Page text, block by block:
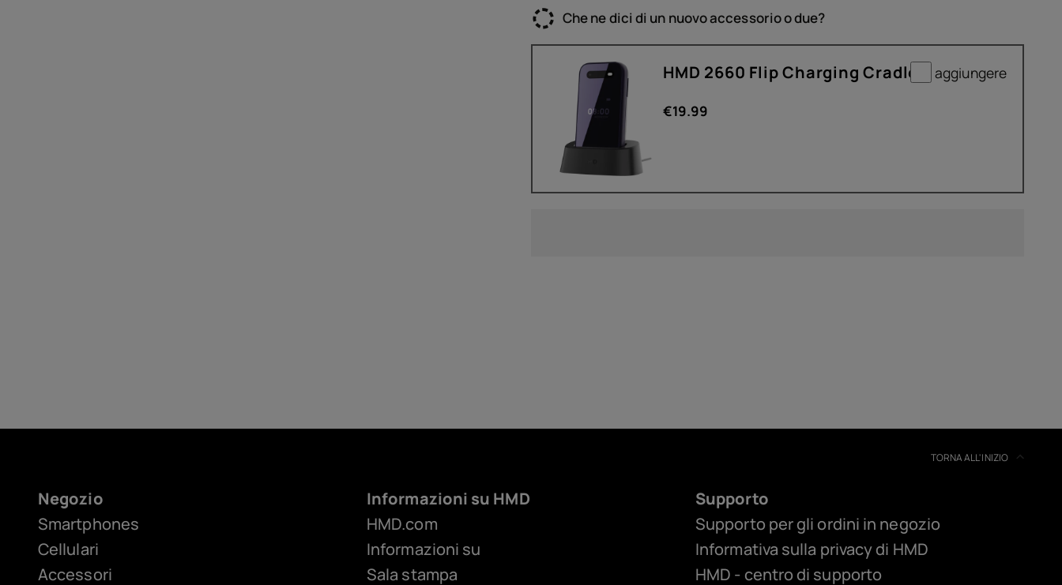
Che ne dici di un nuovo accessorio o due?
HMD 2660 Flip Charging Cradle aggiungere
€19.99
TORNA ALL'INIZIO
Negozio
Smartphones
Cellulari
Accessori
Informazioni su HMD
HMD.com
Informazioni su
Sala stampa
Supporto
Supporto per gli ordini in negozio
Informativa sulla privacy di HMD
HMD - centro di supporto